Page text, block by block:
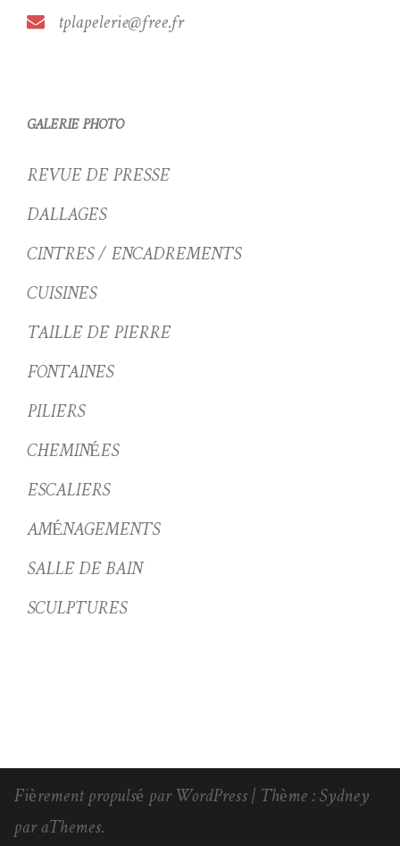
tplapelerie@free.fr
GALERIE PHOTO
REVUE DE PRESSE
DALLAGES
CINTRES / ENCADREMENTS
CUISINES
TAILLE DE PIERRE
FONTAINES
PILIERS
CHEMINÉES
ESCALIERS
AMÉNAGEMENTS
SALLE DE BAIN
SCULPTURES
Fièrement propulsé par WordPress|Thème :Sydney
par aThemes.